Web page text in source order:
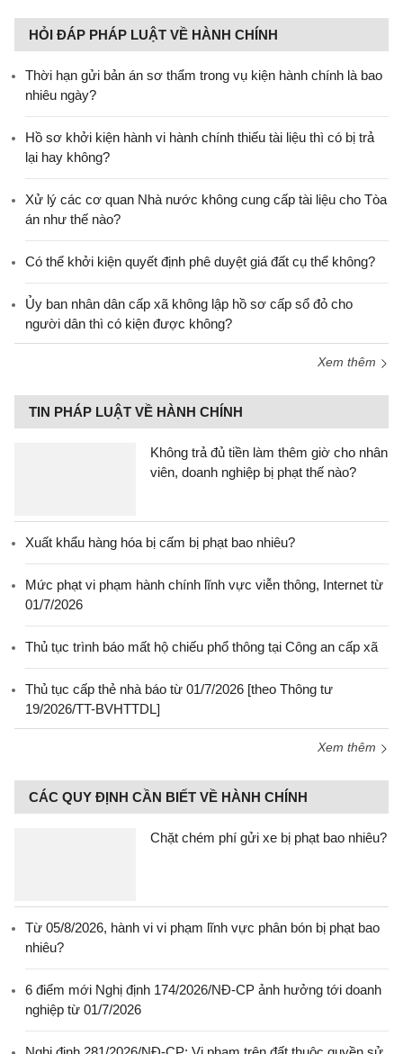
HỎI ĐÁP PHÁP LUẬT VỀ HÀNH CHÍNH
Thời hạn gửi bản án sơ thẩm trong vụ kiện hành chính là bao
nhiêu ngày?
Hồ sơ khởi kiện hành vi hành chính thiếu tài liệu thì có bị trả
lại hay không?
Xử lý các cơ quan Nhà nước không cung cấp tài liệu cho Tòa
án như thế nào?
Có thể khởi kiện quyết định phê duyệt giá đất cụ thể không?
Ủy ban nhân dân cấp xã không lập hồ sơ cấp sổ đỏ cho
người dân thì có kiện được không?
Xem thêm
TIN PHÁP LUẬT VỀ HÀNH CHÍNH
Không trả đủ tiền làm thêm giờ cho nhân
viên, doanh nghiệp bị phạt thế nào?
Xuất khẩu hàng hóa bị cấm bị phạt bao nhiêu?
Mức phạt vi phạm hành chính lĩnh vực viễn thông, Internet từ
01/7/2026
Thủ tục trình báo mất hộ chiếu phổ thông tại Công an cấp xã
Thủ tục cấp thẻ nhà báo từ 01/7/2026 [theo Thông tư
19/2026/TT-BVHTTDL]
Xem thêm
CÁC QUY ĐỊNH CẦN BIẾT VỀ HÀNH CHÍNH
Chặt chém phí gửi xe bị phạt bao nhiêu?
Từ 05/8/2026, hành vi vi phạm lĩnh vực phân bón bị phạt bao
nhiêu?
6 điểm mới Nghị định 174/2026/NĐ-CP ảnh hưởng tới doanh
nghiệp từ 01/7/2026